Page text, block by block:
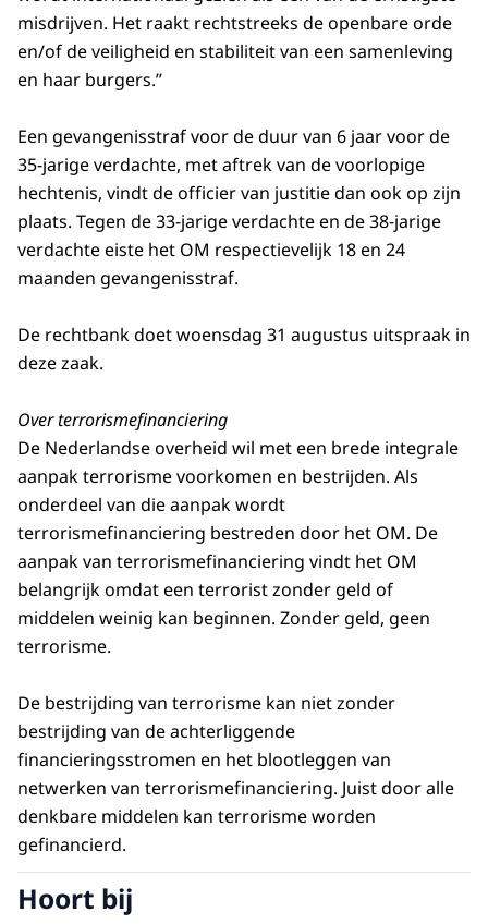
misdrijven. Het raakt rechtstreeks de openbare orde
en/of de veiligheid en stabiliteit van een samenleving
en haar burgers.”
Een gevangenisstraf voor de duur van 6 jaar voor de
35-jarige verdachte, met aftrek van de voorlopige
hechtenis, vindt de officier van justitie dan ook op zijn
plaats. Tegen de 33-jarige verdachte en de 38-jarige
verdachte eiste het OM respectievelijk 18 en 24
maanden gevangenisstraf.
De rechtbank doet woensdag 31 augustus uitspraak in
deze zaak.
Over terrorismefinanciering
De Nederlandse overheid wil met een brede integrale
aanpak terrorisme voorkomen en bestrijden. Als
onderdeel van die aanpak wordt
terrorismefinanciering bestreden door het OM. De
aanpak van terrorismefinanciering vindt het OM
belangrijk omdat een terrorist zonder geld of
middelen weinig kan beginnen. Zonder geld, geen
terrorisme.
De bestrijding van terrorisme kan niet zonder
bestrijding van de achterliggende
financieringsstromen en het blootleggen van
netwerken van terrorismefinanciering. Juist door alle
denkbare middelen kan terrorisme worden
gefinancierd.
Hoort bij